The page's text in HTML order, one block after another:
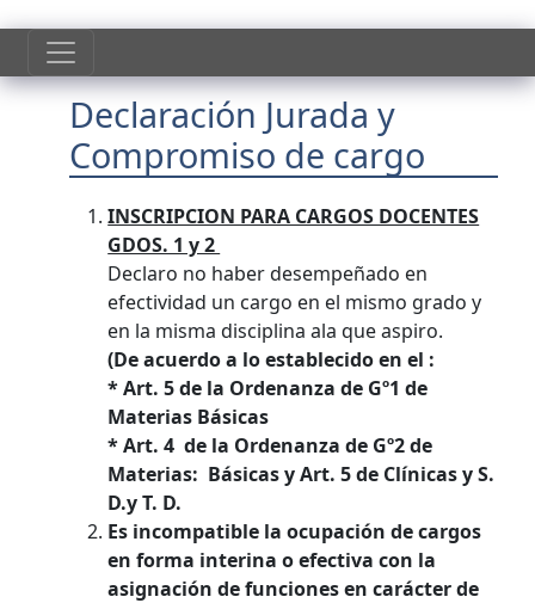
Declaración Jurada y
Compromiso de cargo
INSCRIPCION PARA CARGOS DOCENTES
GDOS. 1 y 2
Declaro no haber desempeñado en
efectividad un cargo en el mismo grado y
en la misma disciplina ala que aspiro.
(De acuerdo a lo establecido en el :
* Art. 5 de la Ordenanza de Gº1 de
Materias Básicas
* Art. 4 de la Ordenanza de Gº2 de
Materias: Básicas y Art. 5 de Clínicas y S.
D.y T. D.
Es incompatible la ocupación de cargos
en forma interina o efectiva con la
asignación de funciones en carácter de